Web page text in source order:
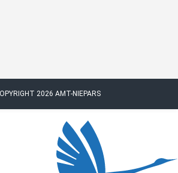
2026 AMT-NIEPARS